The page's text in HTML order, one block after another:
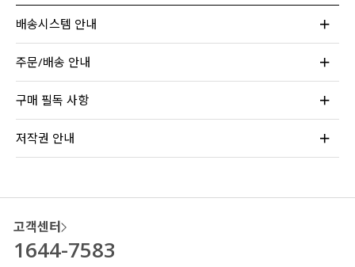
배송시스템 안내
주문/배송 안내
구매 필독 사항
저작권 안내
고객센터
1644-7583